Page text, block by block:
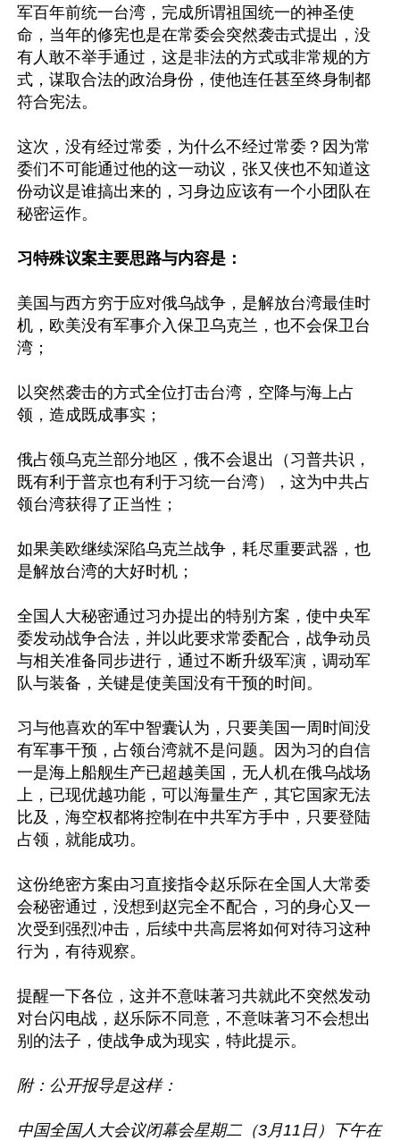
军百年前统一台湾，完成所谓祖国统一的神圣使
命，当年的修宪也是在常委会突然袭击式提出，没
有人敢不举手通过，这是非法的方式或非常规的方
式，谋取合法的政治身份，使他连任甚至终身制都
符合宪法。
这次，没有经过常委，为什么不经过常委？因为常
委们不可能通过他的这一动议，张又侠也不知道这
份动议是谁搞出来的，习身边应该有一个小团队在
秘密运作。
习特殊议案主要思路与内容是：
美国与西方穷于应对俄乌战争，是解放台湾最佳时
机，欧美没有军事介入保卫乌克兰，也不会保卫台
湾；
以突然袭击的方式全位打击台湾，空降与海上占
领，造成既成事实；
俄占领乌克兰部分地区，俄不会退出（习普共识，
既有利于普京也有利于习统一台湾），这为中共占
领台湾获得了正当性；
如果美欧继续深陷乌克兰战争，耗尽重要武器，也
是解放台湾的大好时机；
全国人大秘密通过习办提出的特别方案，使中央军
委发动战争合法，并以此要求常委配合，战争动员
与相关准备同步进行，通过不断升级军演，调动军
队与装备，关键是使美国没有干预的时间。
习与他喜欢的军中智囊认为，只要美国一周时间没
有军事干预，占领台湾就不是问题。因为习的自信
一是海上船舰生产已超越美国，无人机在俄乌战场
上，已现优越功能，可以海量生产，其它国家无法
比及，海空权都将控制在中共军方手中，只要登陆
占领，就能成功。
这份绝密方案由习直接指令赵乐际在全国人大常委
会秘密通过，没想到赵完全不配合，习的身心又一
次受到强烈冲击，后续中共高层将如何对待习这种
行为，有待观察。
提醒一下各位，这并不意味著习共就此不突然发动
对台闪电战，赵乐际不同意，不意味著习不会想出
别的法子，使战争成为现实，特此提示。
附：公开报导是这样：
中国全国人大会议闭幕会星期二（3月11日）下午在